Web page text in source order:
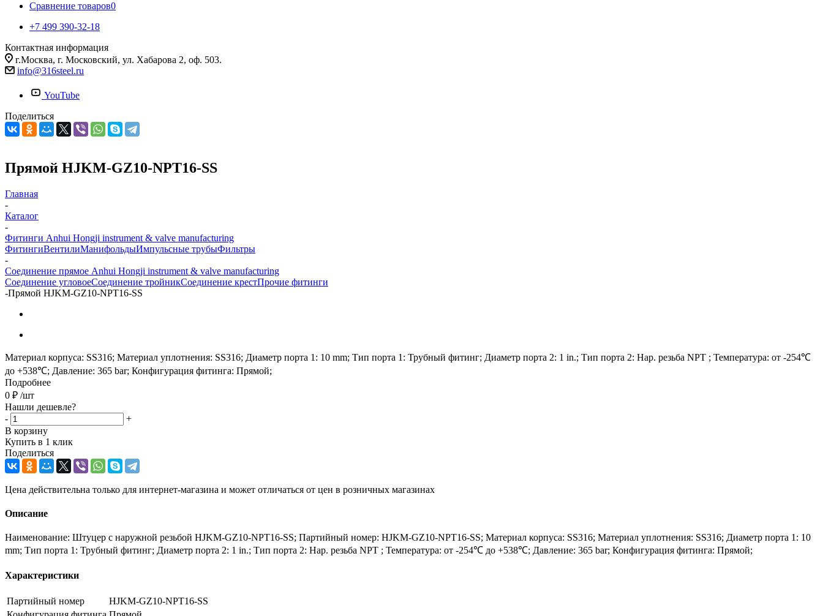
Сравнение товаров0
+7 499 390-32-18
Контактная информация
г.Москва, г. Московский, ул. Хабарова 2, оф. 503.
info@316steel.ru
YouTube
Поделиться
Прямой HJKM-GZ10-NPT16-SS
Главная
-
Каталог
-
Фитинги Anhui Hongji instrument & valve manufacturing
ФитингиВентилиМанифольдыИмпульсные трубыФильтры
-
Соединение прямое Anhui Hongji instrument & valve manufacturing
Соединение угловоеСоединение тройникСоединение крестПрочие фитинги
-Прямой HJKM-GZ10-NPT16-SS
Материал корпуса: SS316; Материал уплотнения: SS316; Диаметр порта 1: 10 mm; Тип порта 1: Трубный фитинг; Диаметр порта 2: 1 in.; Тип порта 2: Нар. резьба NPT ; Температура: от -254℃
до +538℃; Давление: 365 bar; Конфигурация фитинга: Прямой;
Подробнее
0 ₽ /шт
Нашли дешевле?
-
+
В корзину
Купить в 1 клик
Поделиться
Цена действительна только для интернет-магазина и может отличаться от цен в розничных магазинах
Описание
Наименование: Штуцер с наружной резьбой HJKM-GZ10-NPT16-SS; Партийный номер: HJKM-GZ10-NPT16-SS; Материал корпуса: SS316; Материал уплотнения: SS316; Диаметр порта 1: 10
mm; Тип порта 1: Трубный фитинг; Диаметр порта 2: 1 in.; Тип порта 2: Нар. резьба NPT ; Температура: от -254℃ до +538℃; Давление: 365 bar; Конфигурация фитинга: Прямой;
Характеристики
Партийный номер
HJKM-GZ10-NPT16-SS